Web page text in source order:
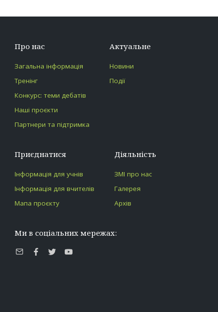
Про нас
Загальна інформація
Тренінг
Конкурс: теми дебатів
Наші проєкти
Партнери та підтримка
Актуальне
Новини
Події
Приєднатися
Інформація для учнів
Інформація для вчителів
Мапа проєкту
Діяльність
ЗМІ про нас
Галерея
Архів
Ми в соціальних мережах:
E-
Facebook
TwitterYoutube